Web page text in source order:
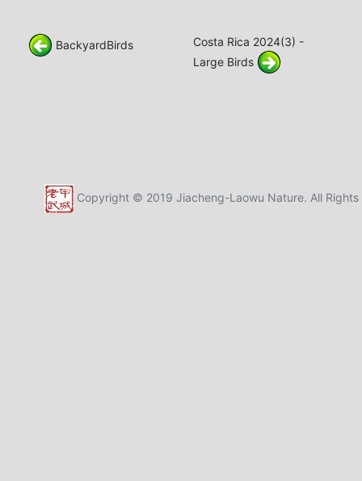
BackyardBirds
Costa Rica 2024(3) -
Large Birds
Copyright © 2019 Jiacheng-Laowu Nature. All Rights